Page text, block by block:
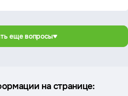
еще вопросы
на странице: